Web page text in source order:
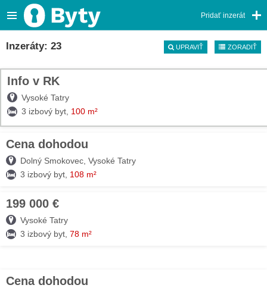
Pridať inzerát
Inzeráty: 23 UPRAVIŤ ZORADIŤ
TOP
Info v RK
Vysoké Tatry
3 izbový byt, 100 m²
Cena dohodou
Dolný Smokovec, Vysoké Tatry
3 izbový byt, 108 m²
199 000 €
Vysoké Tatry
3 izbový byt, 78 m²
Cena dohodou